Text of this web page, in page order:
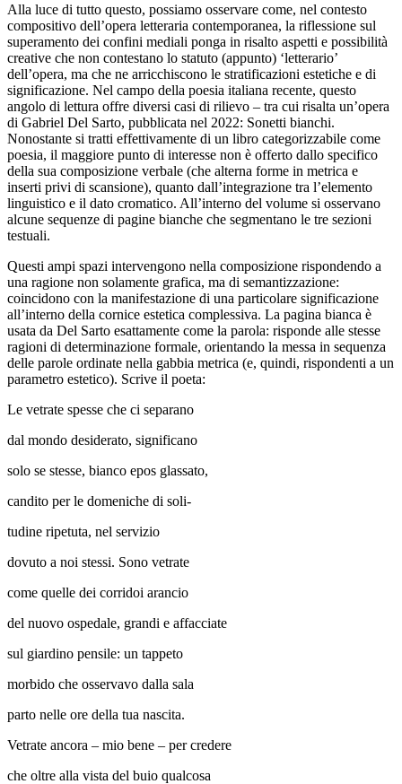
Alla luce di tutto questo, possiamo osservare come, nel contesto
compositivo dell’opera letteraria contemporanea, la riflessione sul
superamento dei confini mediali ponga in risalto aspetti e possibilità
creative che non contestano lo statuto (appunto) ‘letterario’
dell’opera, ma che ne arricchiscono le stratificazioni estetiche e di
significazione. Nel campo della poesia italiana recente, questo
angolo di lettura offre diversi casi di rilievo – tra cui risalta un’opera
di Gabriel Del Sarto, pubblicata nel 2022: Sonetti bianchi.
Nonostante si tratti effettivamente di un libro categorizzabile come
poesia, il maggiore punto di interesse non è offerto dallo specifico
della sua composizione verbale (che alterna forme in metrica e
inserti privi di scansione), quanto dall’integrazione tra l’elemento
linguistico e il dato cromatico. All’interno del volume si osservano
alcune sequenze di pagine bianche che segmentano le tre sezioni
testuali.
Questi ampi spazi intervengono nella composizione rispondendo a
una ragione non solamente grafica, ma di semantizzazione:
coincidono con la manifestazione di una particolare significazione
all’interno della cornice estetica complessiva. La pagina bianca è
usata da Del Sarto esattamente come la parola: risponde alle stesse
ragioni di determinazione formale, orientando la messa in sequenza
delle parole ordinate nella gabbia metrica (e, quindi, rispondenti a un
parametro estetico). Scrive il poeta:
Le vetrate spesse che ci separano
dal mondo desiderato, significano
solo se stesse, bianco epos glassato,
candito per le domeniche di soli-
tudine ripetuta, nel servizio
dovuto a noi stessi. Sono vetrate
come quelle dei corridoi arancio
del nuovo ospedale, grandi e affacciate
sul giardino pensile: un tappeto
morbido che osservavo dalla sala
parto nelle ore della tua nascita.
Vetrate ancora – mio bene – per credere
che oltre alla vista del buio qualcosa